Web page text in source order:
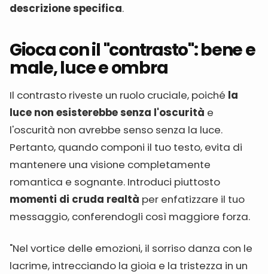
descrizione specifica.
Gioca con il "contrasto": bene e
male, luce e ombra
Il contrasto riveste un ruolo cruciale, poiché la
luce non esisterebbe senza l'oscurità e
l'oscurità non avrebbe senso senza la luce.
Pertanto, quando componi il tuo testo, evita di
mantenere una visione completamente
romantica e sognante. Introduci piuttosto
momenti di cruda realtà per enfatizzare il tuo
messaggio, conferendogli così maggiore forza.
"Nel vortice delle emozioni, il sorriso danza con le
lacrime, intrecciando la gioia e la tristezza in un